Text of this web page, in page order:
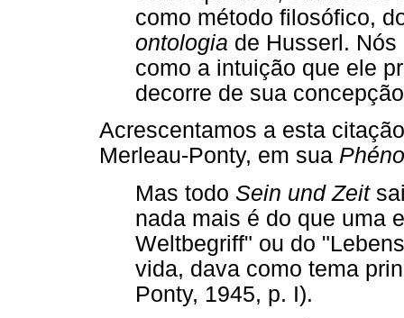
como método filosófico,
ontologia de Husserl.
como a intuição que ele
decorre de sua
Acrescentamos a esta
Merleau-Ponty, em sua
Mas todo Sein und Zeit
nada mais é do que uma
Weltbegriff" ou do
vida, dava como tema
Ponty, 1945, p. I).